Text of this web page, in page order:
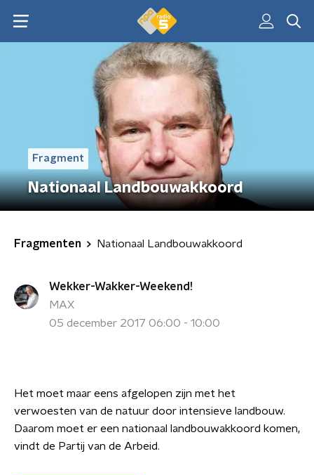
Fragment
Nationaal Landbouwakkoord
Fragmenten Nationaal Landbouwakkoord
Wekker-Wakker-Weekend!
MAX
05 december 2017 06:00 - 10:00
Het moet maar eens afgelopen zijn met het
verwoesten van de natuur door intensieve landbouw.
Daarom moet er een nationaal landbouwakkoord komen,
vindt de Partij van de Arbeid.